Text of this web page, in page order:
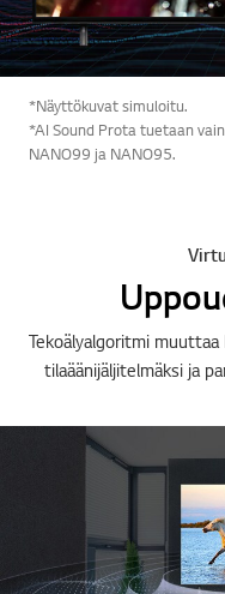
*Näyttökuvat simuloitu.
*AI Sound Prota tuetaan
NANO99 ja NANO95.
Tekoälyalgoritmi muuttaa
tilaäänijäljitelmäksi ja